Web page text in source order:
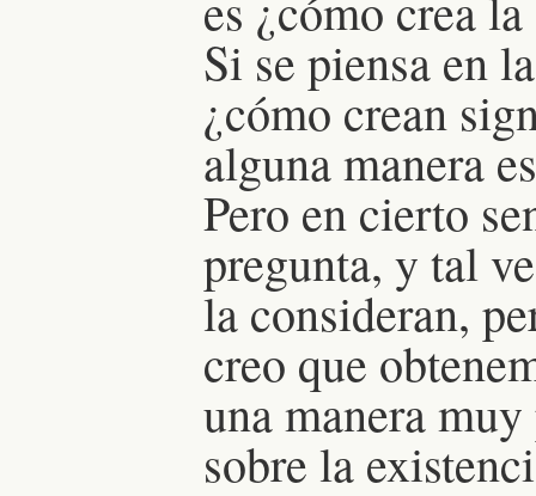
Si se piensa en
¿cómo crean
alguna manera
Pero en cierto
pregunta, y tal
la consideran,
creo que
una manera
sobre la